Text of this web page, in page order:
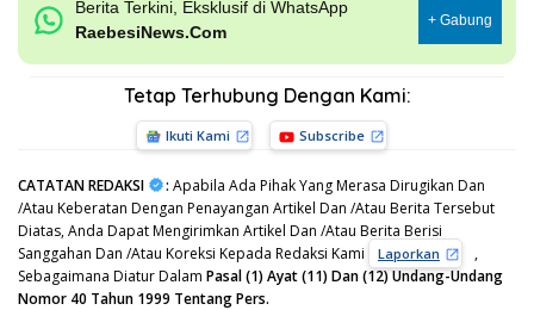
Berita Terkini, Eksklusif di WhatsApp
RaebesiNews.Com
+ Gabung
Tetap Terhubung Dengan Kami:
Ikuti Kami Subscribe
CATATAN REDAKSI : Apabila Ada Pihak Yang Merasa Dirugikan Dan
/Atau Keberatan Dengan Penayangan Artikel Dan /Atau Berita Tersebut
Diatas, Anda Dapat Mengirimkan Artikel Dan /Atau Berita Berisi
Sanggahan Dan /Atau Koreksi Kepada Redaksi Kami
Laporkan
,
Sebagaimana Diatur Dalam Pasal (1) Ayat (11) Dan (12) Undang-Undang
Nomor 40 Tahun 1999 Tentang Pers.